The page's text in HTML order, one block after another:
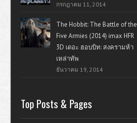
กรกฎาคม 11, 2014
The Hobbit: The Battle of the
Five Armies (2014) imax HFR
3D เดอะ ฮอบบิท: สงครามห้า
เหล่าทัพ
ธันวาคม 19, 2014
Top Posts & Pages